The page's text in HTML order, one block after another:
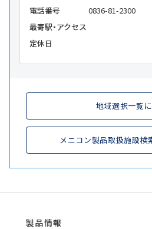
電話番号
0836-81-2300
最寄駅・アクセス
定休日
地域選択一覧
メニコン製品取扱施設検
製品情報